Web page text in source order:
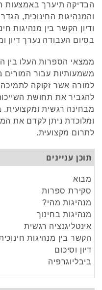
הבדיקה תיערך באמצעות
והמנהיגות החינוכית,
ודיון הקשר בין מנהיגות
בסיום העבודה נערך
ממצאי הספרות העלו בין
משמעותיות עבור
למורה אשר זקוקה לתמיכה
להגביר את תחושת
מבחינה רגשית
ומלוכדת ניתן לקדם את
לתרום מקצועית.
תוכן עניינים
מבוא
סקירת ספרות
מנהיגות מהי?
מנהיגות בחינוך
אינטליגנציה רגשית
הקשר בין מנהיגות
דיון וסיכום
ביבליוגרפיה